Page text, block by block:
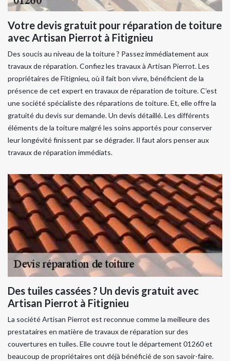
Votre devis gratuit pour réparation de toiture
avec Artisan Pierrot à Fitignieu
Des soucis au niveau de la toiture ? Passez immédiatement aux
travaux de réparation. Confiez les travaux à Artisan Pierrot. Les
propriétaires de Fitignieu, où il fait bon vivre, bénéficient de la
présence de cet expert en travaux de réparation de toiture. C’est
une société spécialiste des réparations de toiture. Et, elle offre la
gratuité du devis sur demande. Un devis détaillé. Les différents
éléments de la toiture malgré les soins apportés pour conserver
leur longévité finissent par se dégrader. Il faut alors penser aux
travaux de réparation immédiats.
Des tuiles cassées ? Un devis gratuit avec
Artisan Pierrot à Fitignieu
La société Artisan Pierrot est reconnue comme la meilleure des
prestataires en matière de travaux de réparation sur des
couvertures en tuiles. Elle couvre tout le département 01260 et
beaucoup de propriétaires ont déjà bénéficié de son savoir-faire.